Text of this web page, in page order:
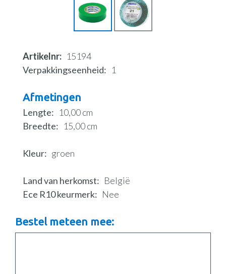
Artikelnr
15194
Verpakkingseenheid
1
Afmetingen
Lengte
10,00 cm
Breedte
15,00 cm
Kleur groen
Land van herkomst
België
Ece R10 keurmerk
Nee
Bestel meteen mee: